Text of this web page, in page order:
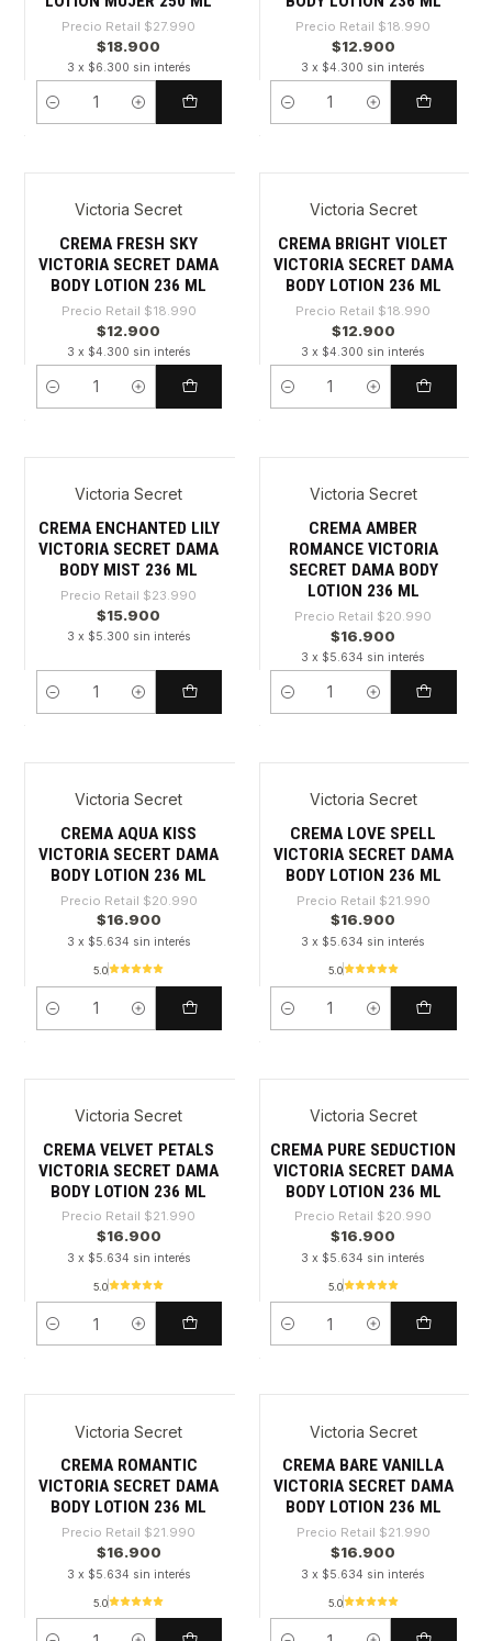
Precio Retail $27.990
$18.900
3 x $6.300 sin interés
Cantidad
Precio Retail $18.990
$12.900
3 x $4.300 sin interés
Cantidad
-32%Victoria Secret
CREMA FRESH SKY
VICTORIA SECRET DAMA
BODY LOTION 236 ML
Precio Retail $18.990
$12.900
3 x $4.300 sin interés
Cantidad
-32%Victoria Secret
CREMA BRIGHT VIOLET
VICTORIA SECRET DAMA
BODY LOTION 236 ML
Precio Retail $18.990
$12.900
3 x $4.300 sin interés
Cantidad
-33%Victoria Secret
CREMA ENCHANTED LILY
VICTORIA SECRET DAMA
BODY MIST 236 ML
Precio Retail $23.990
$15.900
3 x $5.300 sin interés
Cantidad
-19%Victoria Secret
CREMA AMBER
ROMANCE VICTORIA
SECRET DAMA BODY
LOTION 236 ML
Precio Retail $20.990
$16.900
3 x $5.634 sin interés
Cantidad
-19%Victoria Secret
CREMA AQUA KISS
VICTORIA SECERT DAMA
BODY LOTION 236 ML
Precio Retail $20.990
$16.900
3 x $5.634 sin interés
5.0
Cantidad
-23%Victoria Secret
CREMA LOVE SPELL
VICTORIA SECRET DAMA
BODY LOTION 236 ML
Precio Retail $21.990
$16.900
3 x $5.634 sin interés
5.0
Cantidad
-23%Victoria Secret
CREMA VELVET PETALS
VICTORIA SECRET DAMA
BODY LOTION 236 ML
Precio Retail $21.990
$16.900
3 x $5.634 sin interés
5.0
Cantidad
-19%Victoria Secret
CREMA PURE SEDUCTION
VICTORIA SECRET DAMA
BODY LOTION 236 ML
Precio Retail $20.990
$16.900
3 x $5.634 sin interés
5.0
Cantidad
-23%Victoria Secret
CREMA ROMANTIC
VICTORIA SECRET DAMA
BODY LOTION 236 ML
Precio Retail $21.990
$16.900
3 x $5.634 sin interés
5.0
-23%Victoria Secret
CREMA BARE VANILLA
VICTORIA SECRET DAMA
BODY LOTION 236 ML
Precio Retail $21.990
$16.900
3 x $5.634 sin interés
5.0